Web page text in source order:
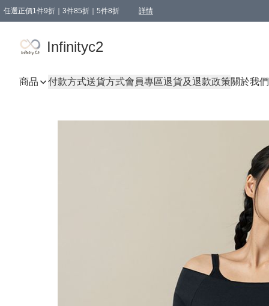
任選正價1件9折｜3件85折｜5件8折 詳情
Infinityc2
商品 付款方式送貨方式會員專區退貨及退款政策關於我們